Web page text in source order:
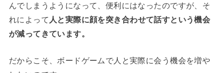
んでしまうようになって、便利にはなったのですが、そ
れによって 人と実際に顔を突き合わせて話すという機会
が減ってきています。
だからこそ、ボードゲームで人と実際に会う機会を増や